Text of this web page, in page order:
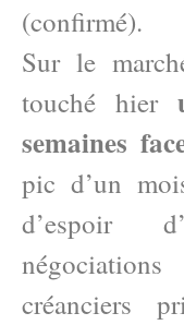
(confirmé).
Sur le
touché hier
semaines
pic d’un
d’espoir
créanciers